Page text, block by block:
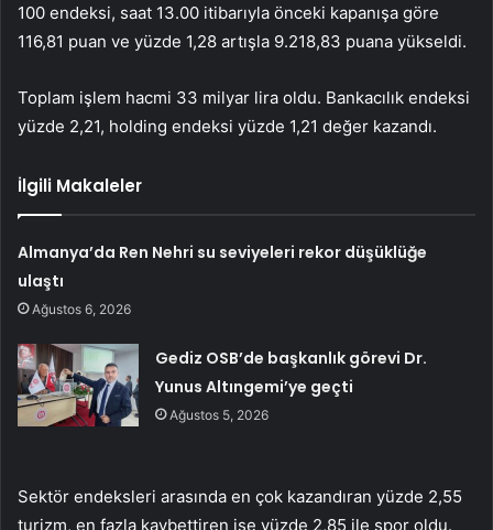
100 endeksi, saat 13.00 itibarıyla önceki kapanışa göre
116,81 puan ve yüzde 1,28 artışla 9.218,83 puana yükseldi.
Toplam işlem hacmi 33 milyar lira oldu. Bankacılık endeksi
yüzde 2,21, holding endeksi yüzde 1,21 değer kazandı.
İlgili Makaleler
Almanya’da Ren Nehri su seviyeleri rekor düşüklüğe
ulaştı
Ağustos 6, 2026
Gediz OSB’de başkanlık görevi Dr.
Yunus Altıngemi’ye geçti
Ağustos 5, 2026
Sektör endeksleri arasında en çok kazandıran yüzde 2,55
turizm, en fazla kaybettiren ise yüzde 2,85 ile spor oldu.